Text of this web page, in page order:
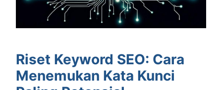
Riset Keyword SEO: Cara
Menemukan Kata Kunci